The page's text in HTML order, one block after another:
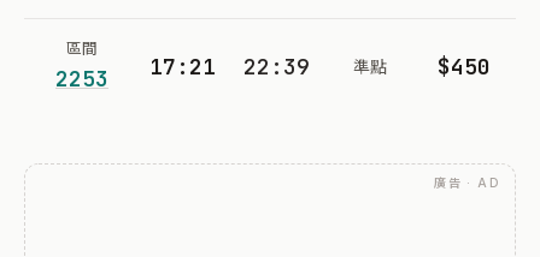
區間
2253 17:21 22:39 準點 $450
廣告 · AD